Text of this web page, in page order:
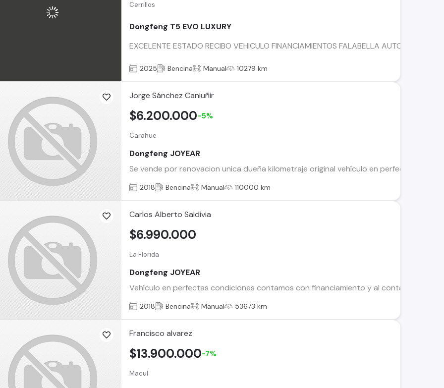
Cerrillos
Dongfeng T5 EVO LUXURY
EXCELENTE ESTADO RECIBO VEHICULO FINANCIAMIENTOS FALABELLA AUTOFIN
2025 Bencina Manual 10279 km
Jorge Sánchez Caniuñir
Carahue
Dongfeng JOYEAR
Se vende por renovacion unica dueña kilometraje original vehículo en perfectas
$6.200.000-5%
2018 Bencina Manual 110000 km
Carlos Alberto Saldivia
La Florida
Dongfeng JOYEAR
Vehículo en perfectas condiciones contamos con financiamiento y al contado
$6.990.000
2018 Bencina Manual 53673 km
Francisco alvarez
Macul
$13.900.000-7%